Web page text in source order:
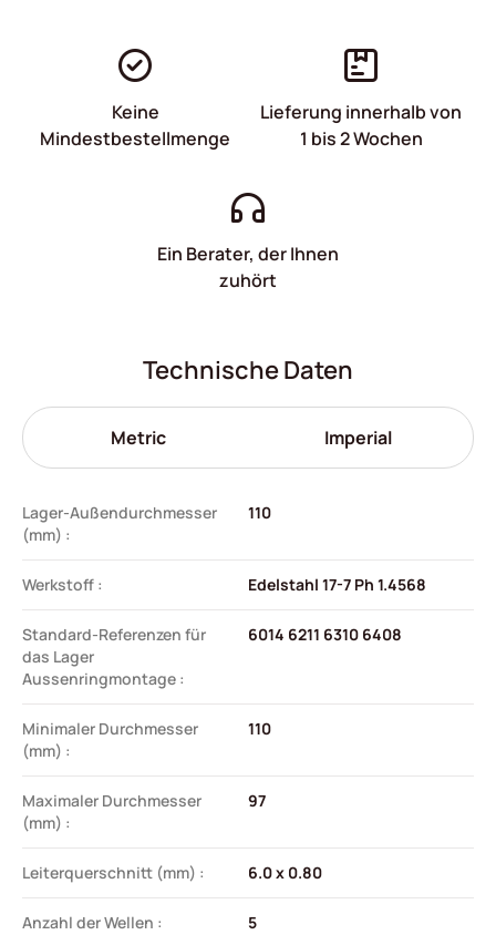
Keine
Mindestbestellmenge
Lieferung innerhalb von
1 bis 2 Wochen
Ein Berater, der Ihnen
zuhört
Technische Daten
Metric Imperial
Lager-Außendurchmesser
(mm) :
110
Werkstoff : Edelstahl 17-7 Ph 1.4568
Standard-Referenzen für
das Lager
Aussenringmontage :
6014 6211 6310 6408
Minimaler Durchmesser
(mm) :
110
Maximaler Durchmesser
(mm) :
97
Leiterquerschnitt (mm) : 6.0 x 0.80
Anzahl der Wellen : 5